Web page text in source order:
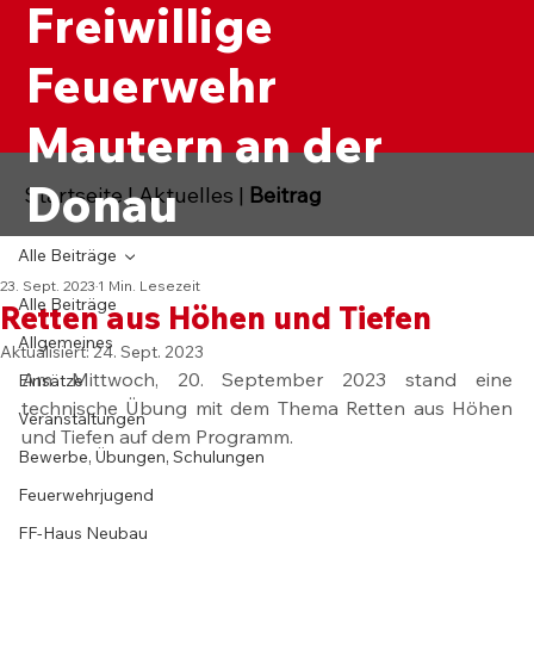
Freiwillige
Feuerwehr
Mautern an der
Donau
Alle Beiträge
Allgemeines
Einsätze
Veranstaltungen
Bewerbe, Übungen, Schulungen
Feuerwehrjugend
FF-Haus Neubau
Alle Beiträge
Retten aus Höhen und Tiefen
23. Sept. 2023 1 Min. Lesezeit
Aktualisiert:24. Sept. 2023
Am Mittwoch, 20. September 2023 stand eine
technische Übung mit dem Thema Retten aus Höhen
und Tiefen auf dem Programm.
Startseite|Aktuelles | Beitrag